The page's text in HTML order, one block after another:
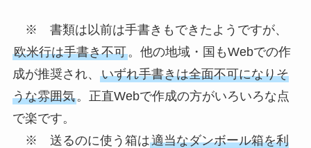
※ 書類は以前は手書きもできたようですが、
欧米行は手書き不可。他の地域・国もWebでの作
成が推奨され、 いずれ手書きは全面不可になりそ
うな雰囲気。正直Webで作成の方がいろいろな点
で楽です。
※ 送るのに使う箱は適当なダンボール箱を利